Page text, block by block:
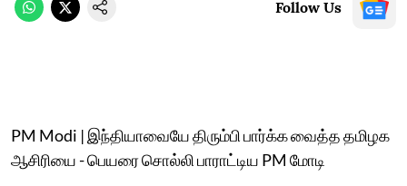
Follow Us
PM Modi | இந்தியாவையே திரும்பி பார்க்க வைத்த தமிழக
ஆசிரியை - பெயரை சொல்லி பாராட்டிய PM மோடி